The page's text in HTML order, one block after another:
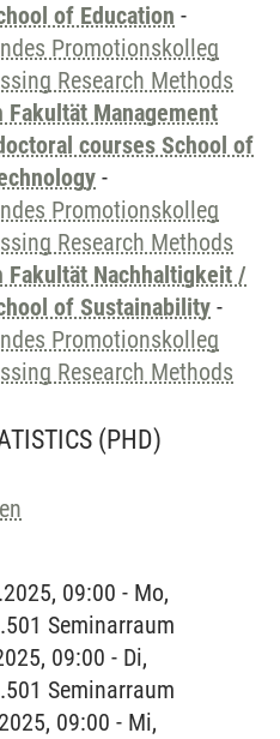
of Education -
Promotionskolleg
Research Methods
Management
courses School of
-
Promotionskolleg
Research Methods
Fakultät Nachhaltigkeit /
of Sustainability -
Promotionskolleg
Research Methods
(PHD)
09:00 - Mo,
Seminarraum
09:00 - Di,
Seminarraum
09:00 - Mi,